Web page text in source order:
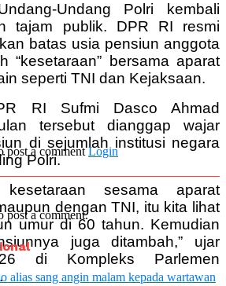
Undang Polri kembali
tajam publik. DPR RI resmi
batas usia pensiun anggota
“kesetaraan” bersama aparat
seperti TNI dan Kejaksaan.
RI Sufmi Dasco Ahmad
tersebut dianggap wajar
di sejumlah institusi negara
Polri.
sesama aparat
dengan TNI, itu kita lihat
umur di 60 tahun. Kemudian
juga ditambah,” ujar
di Kompleks Parlemen
post a commentLogin
post a comment.